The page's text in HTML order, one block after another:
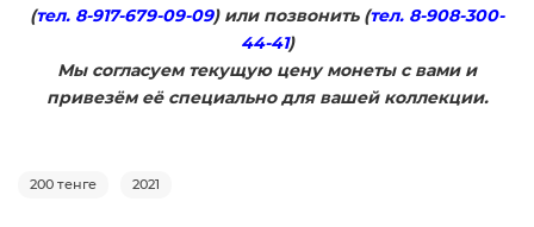
(тел. 8-917-679-09-09) или позвонить (тел. 8-908-300-
44-41)
​Мы согласуем текущую цену монеты с вами и
привезём её специально для вашей коллекции.
200 тенге 2021